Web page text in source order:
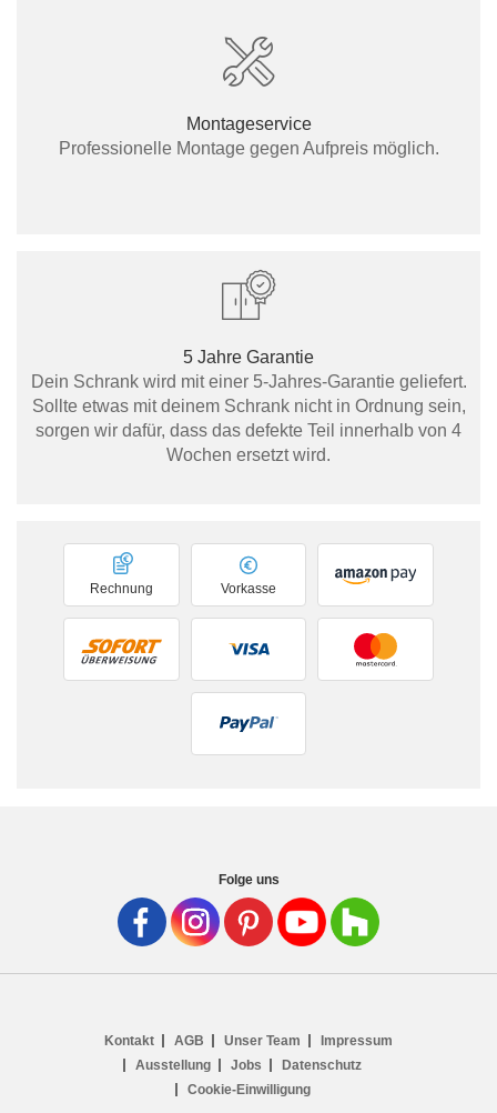
Montageservice
Professionelle Montage gegen Aufpreis möglich.
5 Jahre Garantie
Dein Schrank wird mit einer 5-Jahres-Garantie geliefert.
Sollte etwas mit deinem Schrank nicht in Ordnung sein,
sorgen wir dafür, dass das defekte Teil innerhalb von 4
Wochen ersetzt wird.
Vorkasse
Rechnung
Folge uns
Kontakt AGB Unser Team
Impressum
Ausstellung
Jobs
Datenschutz
Cookie-Einwilligung